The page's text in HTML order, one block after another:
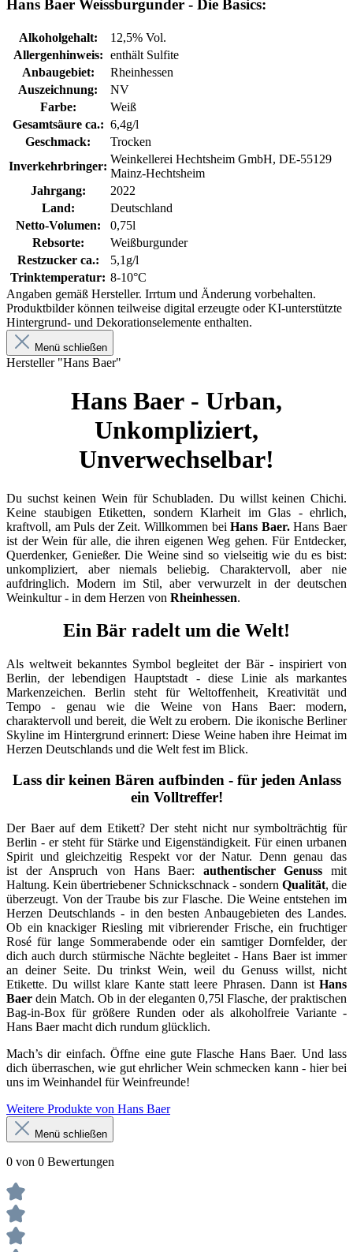
Hans Baer Weissburgunder - Die Basics:
Alkoholgehalt:
12,5% Vol.
Allergenhinweis: enthält Sulfite
Anbaugebiet:
Rheinhessen
Auszeichnung:
NV
Farbe:
Weiß
Gesamtsäure ca.: 6,4g/l
Geschmack:
Trocken
Inverkehrbringer:
Weinkellerei Hechtsheim GmbH, DE-55129
Mainz-Hechtsheim
Jahrgang:
2022
Land:
Deutschland
Netto-Volumen:
0,75l
Rebsorte:
Weißburgunder
Restzucker ca.:
5,1g/l
Trinktemperatur: 8-10°C
Angaben gemäß Hersteller. Irrtum und Änderung vorbehalten.
Produktbilder können teilweise digital erzeugte oder KI-unterstützte
Hintergrund- und Dekorationselemente enthalten.
Menü schließen
Hersteller "Hans Baer"
Hans Baer - Urban,
Unkompliziert,
Unverwechselbar!
Du suchst keinen Wein für Schubladen. Du willst keinen Chichi.
Keine staubigen Etiketten, sondern Klarheit im Glas - ehrlich,
kraftvoll, am Puls der Zeit. Willkommen beiHans Baer.Hans Baer
ist der Wein für alle, die ihren eigenen Weg gehen. Für Entdecker,
Querdenker, Genießer. Die Weine sind so vielseitig wie du es bist:
unkompliziert, aber niemals beliebig. Charaktervoll, aber nie
aufdringlich. Modern im Stil, aber verwurzelt in der deutschen
Weinkultur - in dem Herzen von Rheinhessen.
Ein Bär radelt um die Welt!
Als weltweit bekanntes Symbol begleitet der Bär - inspiriert von
Berlin, der lebendigen Hauptstadt - diese Linie als markantes
Markenzeichen. Berlin steht für Weltoffenheit, Kreativität und
Tempo - genau wie die Weine von Hans Baer: modern,
charaktervoll und bereit, die Welt zu erobern. Die ikonische Berliner
Skyline im Hintergrund erinnert: Diese Weine haben ihre Heimat im
Herzen Deutschlands und die Welt fest im Blick.
Lass dir keinen Bären aufbinden - für jeden Anlass
ein Volltreffer!
Der Baer auf dem Etikett? Der steht nicht nur symbolträchtig für
Berlin - er steht für Stärke und Eigenständigkeit. Für einen urbanen
Spirit und gleichzeitig Respekt vor der Natur. Denn genau das
ist der Anspruch von Hans Baer: authentischer Genuss mit
Haltung. Kein übertriebener Schnickschnack - sondern Qualität, die
überzeugt. Von der Traube bis zur Flasche. Die Weine entstehen im
Herzen Deutschlands - in den besten Anbaugebieten des Landes.
Ob ein knackiger Riesling mit vibrierender Frische, ein fruchtiger
Rosé für lange Sommerabende oder ein samtiger Dornfelder, der
dich auch durch stürmische Nächte begleitet - Hans Baer ist immer
an deiner Seite. Du trinkst Wein, weil du Genuss willst, nicht
Etikette. Du willst klare Kante statt leere Phrasen. Dann ist Hans
Baer dein Match. Ob in der eleganten 0,75l Flasche, der praktischen
Bag-in-Box für größere Runden oder als alkoholfreie Variante -
Hans Baer macht dich rundum glücklich.
Mach’s dir einfach. Öffne eine gute Flasche Hans Baer. Und lass
dich überraschen, wie gut ehrlicher Wein schmecken kann - hier bei
uns im Weinhandel für Weinfreunde!
Weitere Produkte von Hans Baer
Menü schließen
0 von 0 Bewertungen